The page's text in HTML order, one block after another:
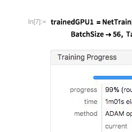
In[7]:=